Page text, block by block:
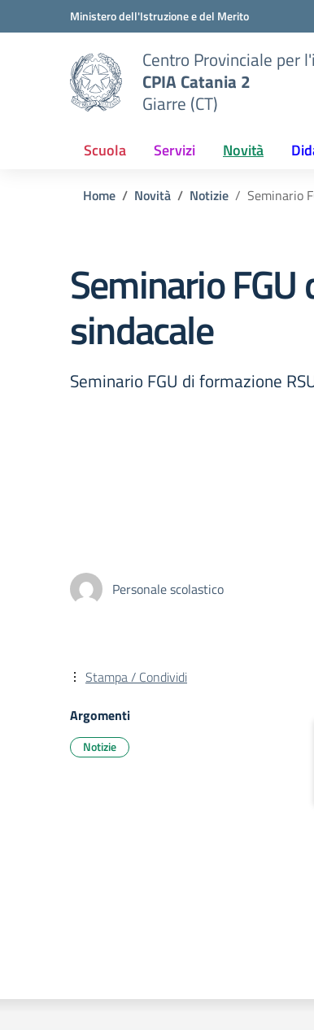
Vai ai contenuti
Vai al menu di navigazioneMinistero dell'Istruzione e del Merito
Centro Provinciale per
CPIA Catania 2
Giarre (CT)
Scuola Servizi Novità
Home Novità Notizie Seminario
Seminario
sindacale
Seminario FGU di formazione
Personale scolastico
Stampa / Condividi
Argomenti
Notizie